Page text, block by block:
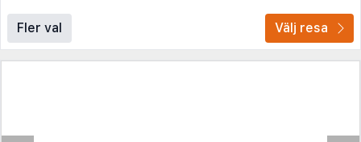
Fler val Välj resa